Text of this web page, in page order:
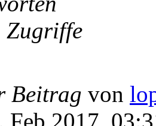
Zugriffe
Beitrag von
Feb 2017,